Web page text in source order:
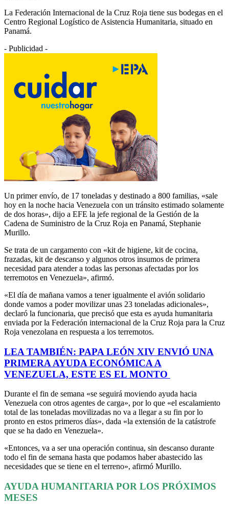
La Federación Internacional de la Cruz Roja tiene sus bodegas en el
Centro Regional Logístico de Asistencia Humanitaria, situado en
Panamá.
- Publicidad -
Un primer envío, de 17 toneladas y destinado a 800 familias, «sale
hoy en la noche hacia Venezuela con un tránsito estimado solamente
de dos horas», dijo a EFE la jefe regional de la Gestión de la
Cadena de Suministro de la Cruz Roja en Panamá, Stephanie
Murillo.
Se trata de un cargamento con «kit de higiene, kit de cocina,
frazadas, kit de descanso y algunos otros insumos de primera
necesidad para atender a todas las personas afectadas por los
terremotos en Venezuela», afirmó.
«El día de mañana vamos a tener igualmente el avión solidario
donde vamos a poder movilizar unas 23 toneladas adicionales»,
declaró la funcionaria, que precisó que esta es ayuda humanitaria
enviada por la Federación internacional de la Cruz Roja para la Cruz
Roja venezolana en respuesta a los terremotos.
LEA TAMBIÉN: PAPA LEÓN XIV ENVIÓ UNA
PRIMERA AYUDA ECONÓMICA A
VENEZUELA, ESTE ES EL MONTO
Durante el fin de semana «se seguirá moviendo ayuda hacia
Venezuela con otros agentes de carga», por lo que «el escalamiento
total de las toneladas movilizadas no va a llegar a su fin por lo
pronto en estos primeros días», dada «la extensión de la catástrofe
que se ha dado en Venezuela».
«Entonces, va a ser una operación continua, sin descanso durante
todo el fin de semana hasta que podamos haber abastecido las
necesidades que se tiene en el terreno», afirmó Murillo.
AYUDA HUMANITARIA POR LOS PRÓXIMOS
MESES